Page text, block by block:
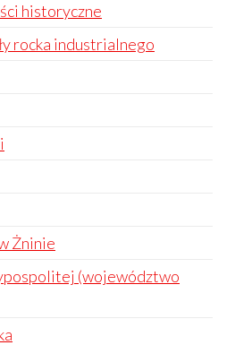
historyczne
rocka industrialnego
Żninie
(województwo